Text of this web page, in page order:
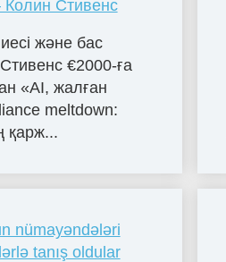
Колин Стивенс
және бас
€2000-ға
«AI, жалған
meltdown:
қарж...
nümayəndələri
tanış oldular